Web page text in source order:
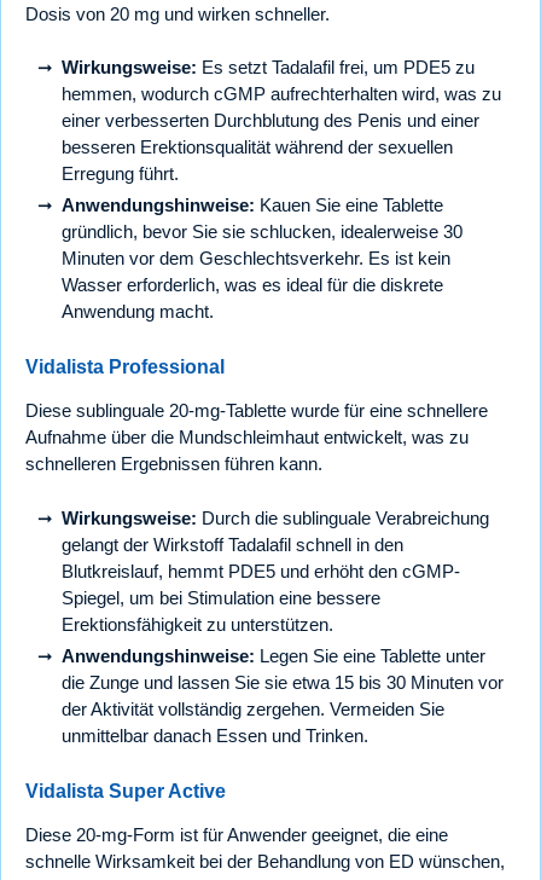
Dosis von 20 mg und wirken schneller.
Wirkungsweise: Es setzt Tadalafil frei, um PDE5 zu
hemmen, wodurch cGMP aufrechterhalten wird, was zu
einer verbesserten Durchblutung des Penis und einer
besseren Erektionsqualität während der sexuellen
Erregung führt.
Anwendungshinweise: Kauen Sie eine Tablette
gründlich, bevor Sie sie schlucken, idealerweise 30
Minuten vor dem Geschlechtsverkehr. Es ist kein
Wasser erforderlich, was es ideal für die diskrete
Anwendung macht.
Vidalista Professional
Diese sublinguale 20-mg-Tablette wurde für eine schnellere
Aufnahme über die Mundschleimhaut entwickelt, was zu
schnelleren Ergebnissen führen kann.
Wirkungsweise: Durch die sublinguale Verabreichung
gelangt der Wirkstoff Tadalafil schnell in den
Blutkreislauf, hemmt PDE5 und erhöht den cGMP-
Spiegel, um bei Stimulation eine bessere
Erektionsfähigkeit zu unterstützen.
Anwendungshinweise: Legen Sie eine Tablette unter
die Zunge und lassen Sie sie etwa 15 bis 30 Minuten vor
der Aktivität vollständig zergehen. Vermeiden Sie
unmittelbar danach Essen und Trinken.
Vidalista Super Active
Diese 20-mg-Form ist für Anwender geeignet, die eine
schnelle Wirksamkeit bei der Behandlung von ED wünschen,